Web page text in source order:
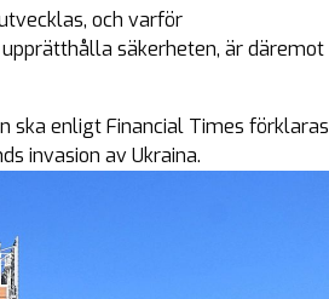
och varför
säkerheten, är däremot
ska enligt Financial Times förklaras
invasion av Ukraina.